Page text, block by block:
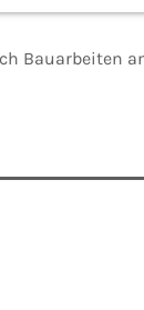
Bauarbeiten